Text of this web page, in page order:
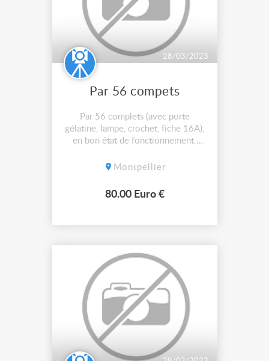
28/03/2023
Par 56 compets
Par 56 complets (avec porte
gélatine, lampe, crochet, fiche 16A),
en bon état de fonctionnement.
vente à l'unité, pas d'envoi,
Montpellier
80.00 Euro €